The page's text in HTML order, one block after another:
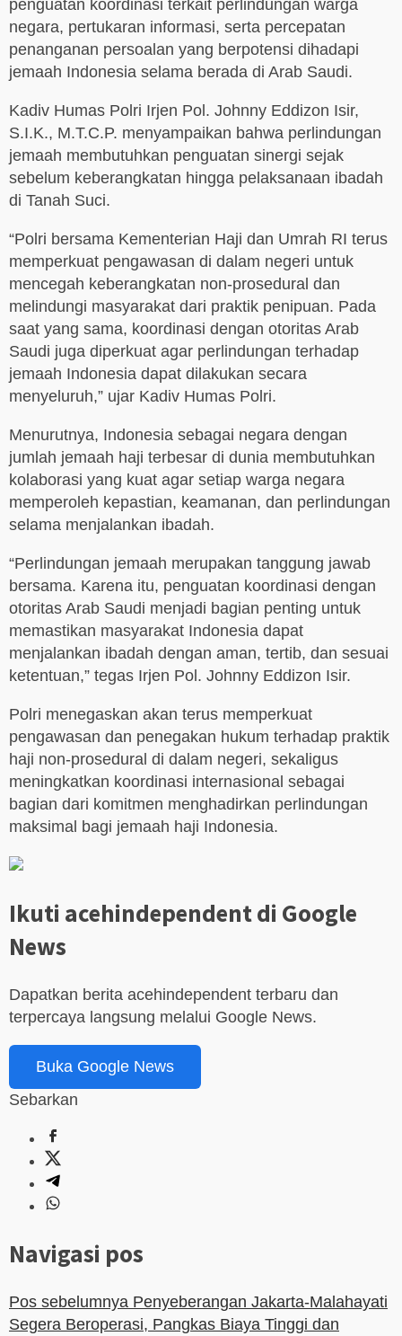
penguatan koordinasi terkait perlindungan warga
negara, pertukaran informasi, serta percepatan
penanganan persoalan yang berpotensi dihadapi
jemaah Indonesia selama berada di Arab Saudi.
Kadiv Humas Polri Irjen Pol. Johnny Eddizon Isir,
S.I.K., M.T.C.P. menyampaikan bahwa perlindungan
jemaah membutuhkan penguatan sinergi sejak
sebelum keberangkatan hingga pelaksanaan ibadah
di Tanah Suci.
“Polri bersama Kementerian Haji dan Umrah RI terus
memperkuat pengawasan di dalam negeri untuk
mencegah keberangkatan non-prosedural dan
melindungi masyarakat dari praktik penipuan. Pada
saat yang sama, koordinasi dengan otoritas Arab
Saudi juga diperkuat agar perlindungan terhadap
jemaah Indonesia dapat dilakukan secara
menyeluruh,” ujar Kadiv Humas Polri.
Menurutnya, Indonesia sebagai negara dengan
jumlah jemaah haji terbesar di dunia membutuhkan
kolaborasi yang kuat agar setiap warga negara
memperoleh kepastian, keamanan, dan perlindungan
selama menjalankan ibadah.
“Perlindungan jemaah merupakan tanggung jawab
bersama. Karena itu, penguatan koordinasi dengan
otoritas Arab Saudi menjadi bagian penting untuk
memastikan masyarakat Indonesia dapat
menjalankan ibadah dengan aman, tertib, dan sesuai
ketentuan,” tegas Irjen Pol. Johnny Eddizon Isir.
Polri menegaskan akan terus memperkuat
pengawasan dan penegakan hukum terhadap praktik
haji non-prosedural di dalam negeri, sekaligus
meningkatkan koordinasi internasional sebagai
bagian dari komitmen menghadirkan perlindungan
maksimal bagi jemaah haji Indonesia.
Ikuti acehindependent di Google
News
Dapatkan berita acehindependent terbaru dan
terpercaya langsung melalui Google News.
Buka Google News
Sebarkan
Navigasi pos
Pos sebelumnya Penyeberangan Jakarta-Malahayati
Segera Beroperasi, Pangkas Biaya Tinggi dan